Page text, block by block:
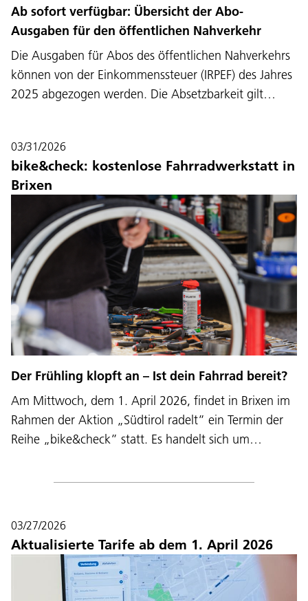
Ab sofort verfügbar: Übersicht der Abo-
Ausgaben für den öffentlichen Nahverkehr
Die Ausgaben für Abos des öffentlichen Nahverkehrs
können von der Einkommenssteuer (IRPEF) des Jahres
2025 abgezogen werden. Die Absetzbarkeit gilt…
03/31/2026
bike&check: kostenlose Fahrradwerkstatt in
Brixen
Der Frühling klopft an – Ist dein Fahrrad bereit?
Am Mittwoch, dem 1. April 2026, findet in Brixen im
Rahmen der Aktion „Südtirol radelt” ein Termin der
Reihe „bike&check” statt. Es handelt sich um…
03/27/2026
Aktualisierte Tarife ab dem 1. April 2026